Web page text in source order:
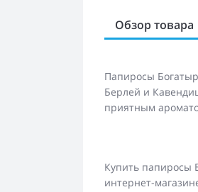
Обзор товара
Папиросы
Берлей и
приятным
Купить папиросы
интернет-